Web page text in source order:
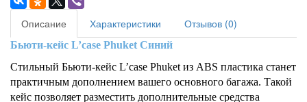
Описание Характеристики Отзывов (0)
Бьюти-кейс L’case Phuket Синий
Стильный Бьюти-кейс L’case Phuket из ABS пластика станет
практичным дополнением вашего основного багажа. Такой
кейс позволяет разместить дополнительные средства